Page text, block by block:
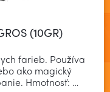
(10GR)
farieb. Používa
ako magický
Hmotnosť: …